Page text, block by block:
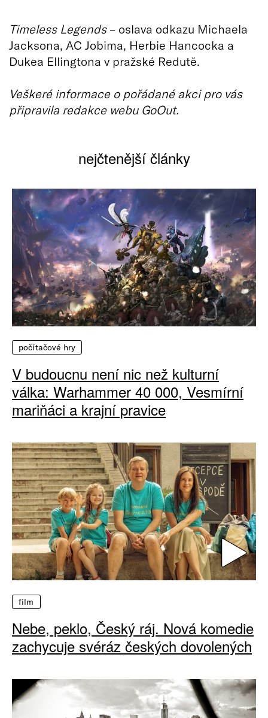
Timeless Legends– oslava odkazu Michaela
Jacksona, AC Jobima, Herbie Hancocka a
Dukea Ellingtona v pražské Redutě.
Veškeré informace o pořádané akci pro vás
připravila redakce webu GoOut.
nejčtenější články
počítačové hry
V budoucnu není nic než kulturní
válka: Warhammer 40 000, Vesmírní
mariňáci a krajní pravice
film
Nebe, peklo, Český ráj. Nová komedie
zachycuje svéráz českých dovolených